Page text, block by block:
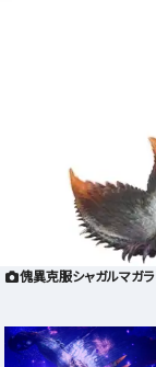
傀異克服シャガルマガラ